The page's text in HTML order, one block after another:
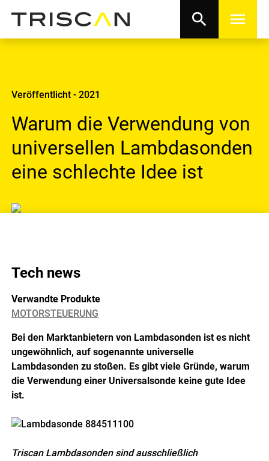
search menu
Veröffentlicht - 2021
Warum die Verwendung von
universellen Lambdasonden
eine schlechte Idee ist
Tech news
Verwandte Produkte
MOTORSTEUERUNG
Bei den Marktanbietern von Lambdasonden ist es nicht
ungewöhnlich, auf sogenannte universelle
Lambdasonden zu stoßen. Es gibt viele Gründe, warum
die Verwendung einer Universalsonde keine gute Idee
ist.
Triscan Lambdasonden sind ausschließlich